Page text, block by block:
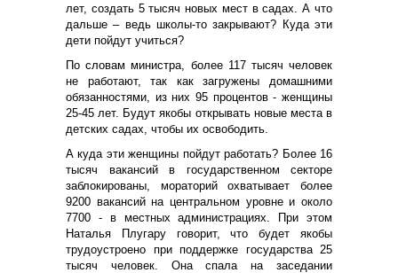
лет, создать 5 тысяч новых мест в садах. А что
дальше – ведь школы-то закрывают? Куда эти
дети пойдут учиться?
По словам министра, более 117 тысяч человек
не работают, так как загружены домашними
обязанностями, из них 95 процентов - женщины
25-45 лет. Будут якобы открывать новые места в
детских садах, чтобы их освободить.
А куда эти женщины пойдут работать? Более 16
тысяч вакансий в государственном секторе
заблокированы, мораторий охватывает более
9200 вакансий на центральном уровне и около
7700 - в местных администрациях. При этом
Наталья Плугару говорит, что будет якобы
трудоустроено при поддержке государства 25
тысяч человек. Она спала на заседании